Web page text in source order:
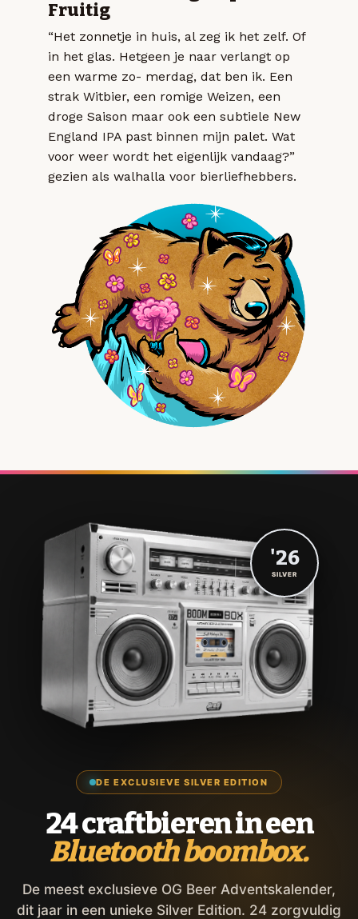
Fruitig
“Het zonnetje in huis, al zeg ik het zelf. Of
in het glas. Hetgeen je naar verlangt op
een warme zo- merdag, dat ben ik. Een
strak Witbier, een romige Weizen, een
droge Saison maar ook een subtiele New
England IPA past binnen mijn palet. Wat
voor weer wordt het eigenlijk vandaag?”
gezien als walhalla voor bierliefhebbers.
DE EXCLUSIEVE SILVER EDITION
24 craftbieren in een
Bluetooth boombox.
De meest exclusieve OG Beer Adventskalender,
dit jaar in een unieke Silver Edition. 24 zorgvuldig
'26
SILVER